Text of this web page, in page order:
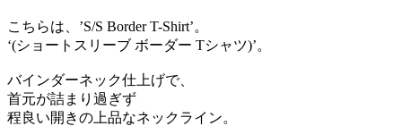
こちらは、’S/S Border T-Shirt’。
‘(ショートスリーブ ボーダー Tシャツ)’。
バインダーネック仕上げで、
首元が詰まり過ぎず
程良い開きの上品なネックライン。